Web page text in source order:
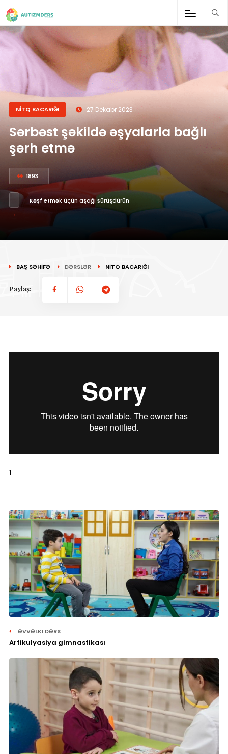
NİTQ BACARIĞI 27 Dekabr 2023
Sərbəst şəkildə əşyalarla bağlı
şərh etmə
1893
Kəşf etmək üçün aşağı sürüşdürün
BAŞ SƏHİFƏ DƏRSLƏR NİTQ BACARIĞI
Paylaş:
1
ƏVVƏLKI DƏRS
Artikulyasiya gimnastikası